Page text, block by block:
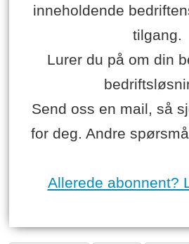
inneholdende
tilgang.
Lurer du på om din
Send oss en mail, så
for deg. Andre
Allerede abonnent?